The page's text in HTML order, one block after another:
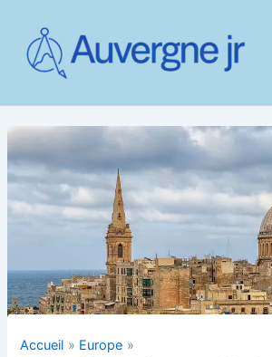
contenu
Accueil
Europe